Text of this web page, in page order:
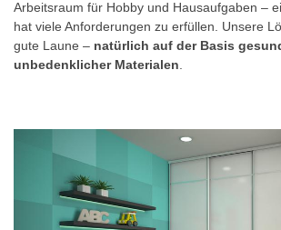
Arbeitsraum für Hobby und Hausaufgaben –
hat viele Anforderungen zu erfüllen. Unsere
gute Laune – natürlich auf der Basis
unbedenklicher Materialen